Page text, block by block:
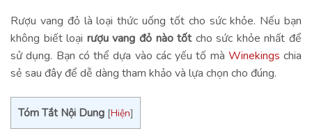
Rượu vang đỏ là loại thức uống tốt cho sức khỏe. Nếu bạn
không biết loại rượu vang đỏ nào tốtcho sức khỏe nhất để
sử dụng. Bạn có thể dựa vào các yếu tố mà Winekings chia
sẻ sau đây để dễ dàng tham khảo và lựa chọn cho đúng.
Tóm Tắt Nội Dung [Hiện]